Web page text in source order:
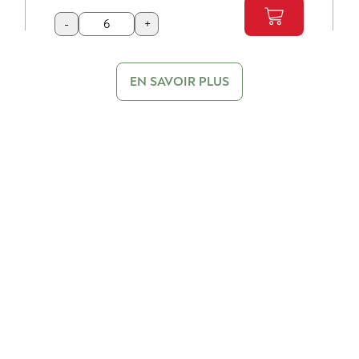
- +
EN SAVOIR PLUS